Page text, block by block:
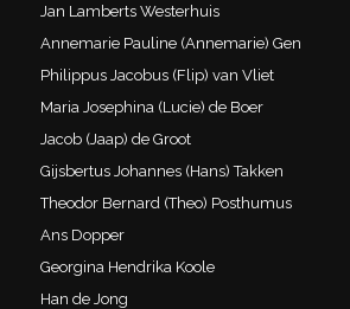
Jan Lamberts Westerhuis
Annemarie Pauline (Annemarie) Gen
Philippus Jacobus (Flip) van Vliet
Maria Josephina (Lucie) de Boer
Jacob (Jaap) de Groot
Gijsbertus Johannes (Hans) Takken
Theodor Bernard (Theo) Posthumus
Ans Dopper
Georgina Hendrika Koole
Han de Jong